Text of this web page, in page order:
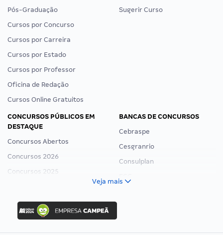
Pós-Graduação
Cursos por Concurso
Cursos por Carreira
Cursos por Estado
Cursos por Professor
Oficina de Redação
Cursos Online Gratuitos
Sugerir Curso
CONCURSOS PÚBLICOS EM
DESTAQUE
Concursos Abertos
Concursos 2026
Concursos 2025
Concurso Ibama
Concurso MPU
Editais publicados
BANCAS DE CONCURSOS
Cebraspe
Cesgranrio
Consulplan
Veja mais